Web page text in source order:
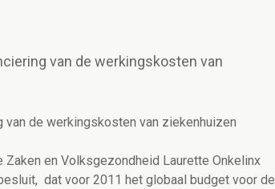
van de werkingskosten van
van de werkingskosten van ziekenhuizen
en Volksgezondheid Laurette Onkelinx
dat voor 2011 het globaal budget voor de